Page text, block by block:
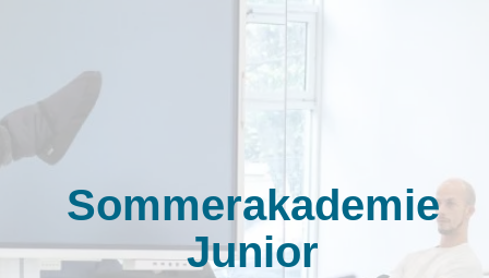
Sommerakademie
Junior